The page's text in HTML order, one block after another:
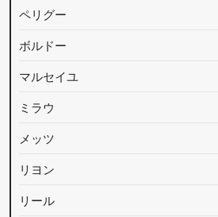
ペリグー
ボルドー
マルセイユ
ミラウ
メッツ
リヨン
リール